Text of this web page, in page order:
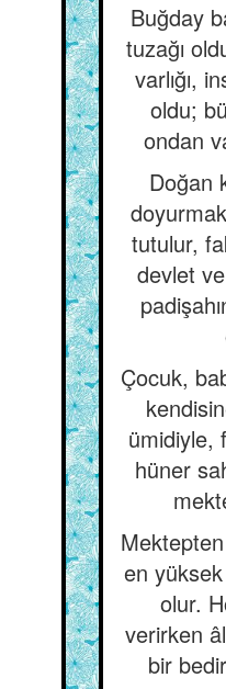
Buğday
tuzağı
varlığı,
oldu;
ondan
Doğan
tutulur,
devlet
Çocuk,
ümidiyle,
hüner
Mektepten
en
olur.
verirken
bir